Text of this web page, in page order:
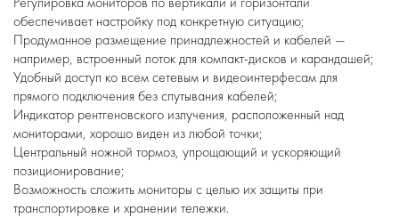
обеспечивает настройку под конкретную ситуацию;
Продуманное размещение принадлежностей и кабелей —
например, встроенный лоток для компакт-дисков и карандашей;
Удобный доступ ко всем сетевым и видеоинтерфесам для
прямого подключения без спутывания кабелей;
Индикатор рентгеновского излучения, расположенный над
мониторами, хорошо виден из любой точки;
Центральный ножной тормоз, упрощающий и ускоряющий
позиционирование;
Возможность сложить мониторы с целью их защиты при
транспортировке и хранении тележки.